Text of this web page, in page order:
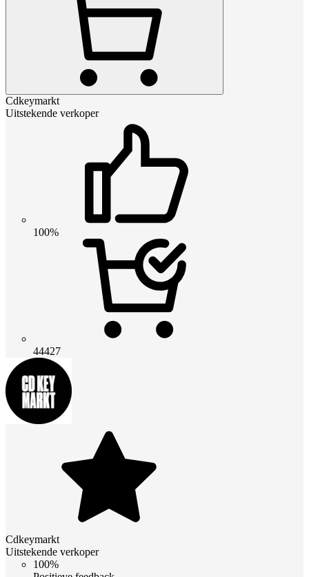
Cdkeymarkt
Uitstekende verkoper
100%
44427
Cdkeymarkt
Uitstekende verkoper
100%